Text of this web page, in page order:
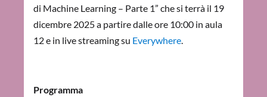
di Machine Learning – Parte 1” che si terrà il 19
dicembre 2025 a partire dalle ore 10:00 in aula
12 e in live streaming su Everywhere.
Programma